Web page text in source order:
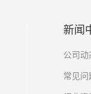
新闻
公司动
常见问